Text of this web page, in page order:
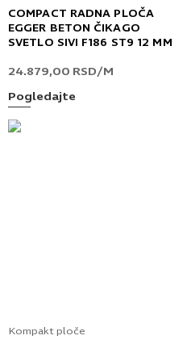
COMPACT RADNA PLOČA
EGGER BETON ČIKAGO
SVETLO SIVI F186 ST9 12 MM
24.879,00 RSD/M
Pogledajte
Kompakt ploče